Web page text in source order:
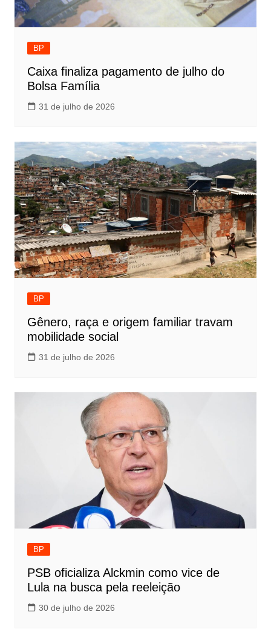
BP
Caixa finaliza pagamento de julho do
Bolsa Família
31 de julho de 2026
BP
Gênero, raça e origem familiar travam
mobilidade social
31 de julho de 2026
BP
PSB oficializa Alckmin como vice de
Lula na busca pela reeleição
30 de julho de 2026